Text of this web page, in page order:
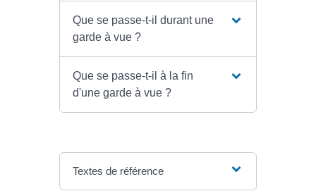
Que se passe-t-il durant une
garde à vue ?
Que se passe-t-il à la fin
d'une garde à vue ?
Textes de référence